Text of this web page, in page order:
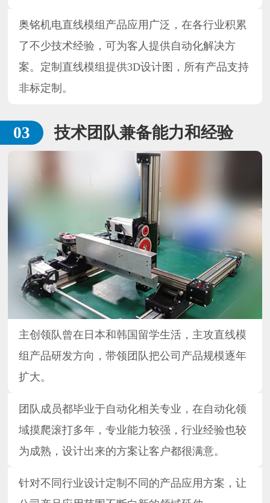
奥铭机电直线模组产品应用广泛，在各行业积累
了不少技术经验，可为客人提供自动化解决方
案。定制直线模组提供3D设计图，所有产品支持
非标定制。
技术团队兼备能力和经验
主创领队曾在日本和韩国留学生活，主攻直线模
组产品研发方向，带领团队把公司产品规模逐年
扩大。
团队成员都毕业于自动化相关专业，在自动化领
域摸爬滚打多年，专业能力较强，行业经验也较
为成熟，设计出来的方案让客户都很满意。
针对不同行业设计定制不同的产品应用方案，让